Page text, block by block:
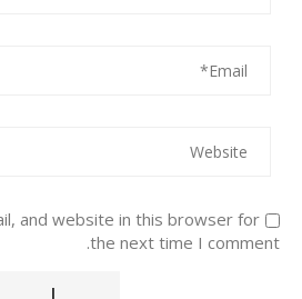
and website in this browser for
the next time I comment.